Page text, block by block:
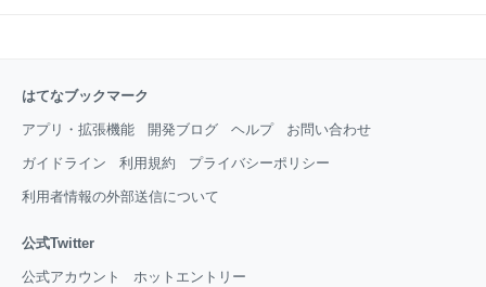
はてなブックマーク
アプリ・拡張機能 開発ブログ ヘルプ お問い合わせ
ガイドライン 利用規約 プライバシーポリシー
利用者情報の外部送信について
公式Twitter
公式アカウント ホットエントリー